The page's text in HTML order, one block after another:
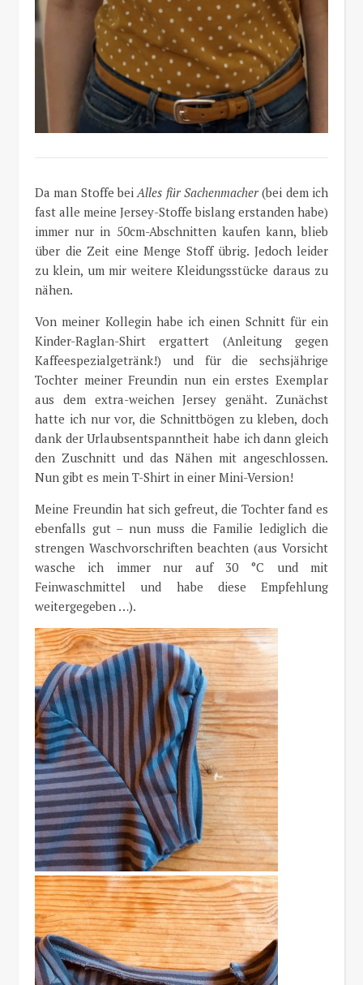
Da man Stoffe bei Alles für Sachenmacher(bei dem ich
fast alle meine Jersey-Stoffe bislang erstanden habe)
immer nur in 50cm-Abschnitten kaufen kann, blieb
über die Zeit eine Menge Stoff übrig. Jedoch leider
zu klein, um mir weitere Kleidungsstücke daraus zu
nähen.
Von meiner Kollegin habe ich einen Schnitt für ein
Kinder-Raglan-Shirt ergattert (Anleitung gegen
Kaffeespezialgetränk!) und für die sechsjährige
Tochter meiner Freundin nun ein erstes Exemplar
aus dem extra-weichen Jersey genäht. Zunächst
hatte ich nur vor, die Schnittbögen zu kleben, doch
dank der Urlaubsentspanntheit habe ich dann gleich
den Zuschnitt und das Nähen mit angeschlossen.
Nun gibt es mein T-Shirt in einer Mini-Version!
Meine Freundin hat sich gefreut, die Tochter fand es
ebenfalls gut – nun muss die Familie lediglich die
strengen Waschvorschriften beachten (aus Vorsicht
wasche ich immer nur auf 30 °C und mit
Feinwaschmittel und habe diese Empfehlung
weitergegeben …).